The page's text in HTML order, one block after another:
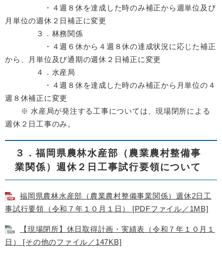
・４週８休を達成した時のみ補正から週単位及び
月単位の週休２日補正に変更
３．林務関係
・４週６休から４週８休の達成状況に応じた補正
から、月単位及び通期の週休２日補正に変更
４．水産局
・４週８休を達成した時のみ補正から月単位の４
週８休補正に変更
​ ※ 水産局が発注する工事については、現場閉所による
週休２日工事のみ。
３．福岡県農林水産部（農業農村整備事
業関係）週休２日工事試行要領について
福岡県農林水産部（農業農村整備事業関係）週休2日工
事試行要領（令和７年１０月１日） [PDFファイル／1MB]
【現場閉所】休日取得計画・実績表（令和７年１０月１
日） [その他のファイル／147KB]